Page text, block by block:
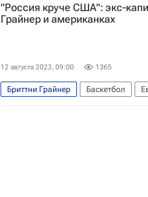
"Россия круче США": экс-
Грайнер и американках
12 августа 2023, 09:00 1365
Бриттни Грайнер Баскетбол
УГМК
Фенербахче Лос-